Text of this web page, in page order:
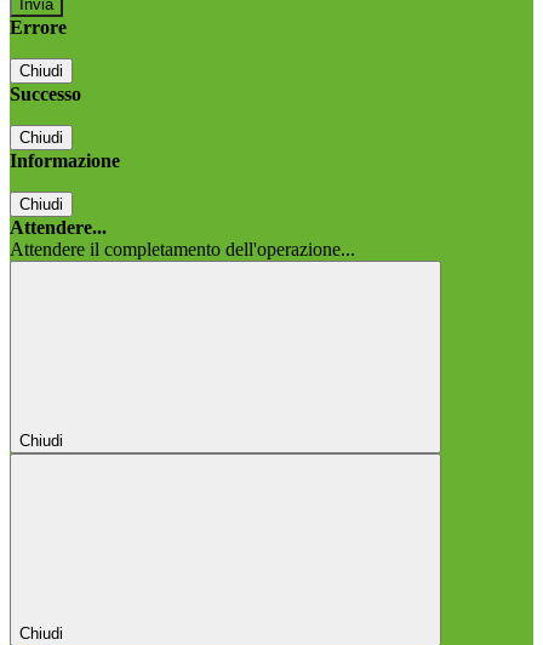
Errore
Chiudi
Successo
Chiudi
Informazione
Chiudi
Attendere...
Attendere il completamento dell'operazione...
Chiudi
Chiudi